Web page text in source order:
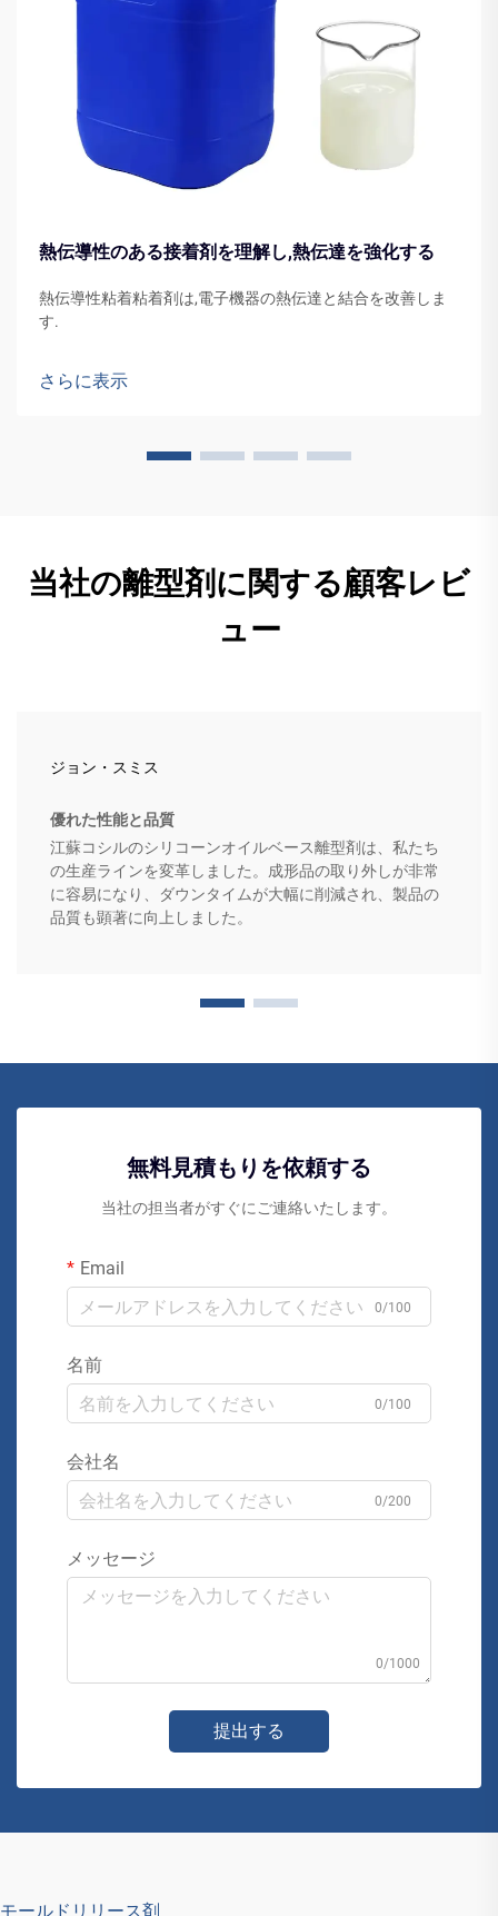
熱伝導性のある接着剤を理解し,熱伝達を強化する
熱伝導性粘着粘着剤は,電子機器の熱伝達と結合を改善しま
す.
さらに表示
当社の離型剤に関する顧客レビ
ュー
ジョン・スミス
優れた性能と品質
江蘇コシルのシリコーンオイルベース離型剤は、私たち
の生産ラインを変革しました。成形品の取り外しが非常
に容易になり、ダウンタイムが大幅に削減され、製品の
品質も顕著に向上しました。
無料見積もりを依頼する
当社の担当者がすぐにご連絡いたします。
Email
0/100
名前
0/100
会社名
0/200
メッセージ
0/1000
提出する
モールドリリース剤